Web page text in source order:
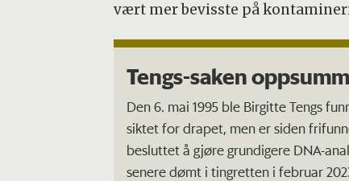
vært mer bevisste på
Tengs-saken
Den 6. mai 1995 ble Birgitte Tengs
siktet for drapet, men er siden
besluttet å gjøre grundigere DNA-
senere dømt i tingretten i februar